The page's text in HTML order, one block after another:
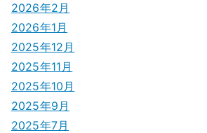
2026年2月
2026年1月
2025年12月
2025年11月
2025年10月
2025年9月
2025年7月